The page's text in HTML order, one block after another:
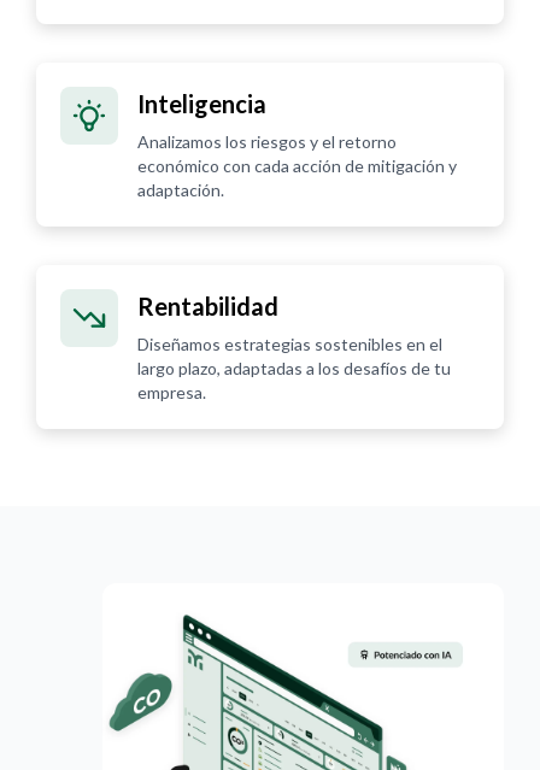
Inteligencia
Analizamos los riesgos y el retorno
económico con cada acción de mitigación y
adaptación.
Rentabilidad
Diseñamos estrategias sostenibles en el
largo plazo, adaptadas a los desafíos de tu
empresa.